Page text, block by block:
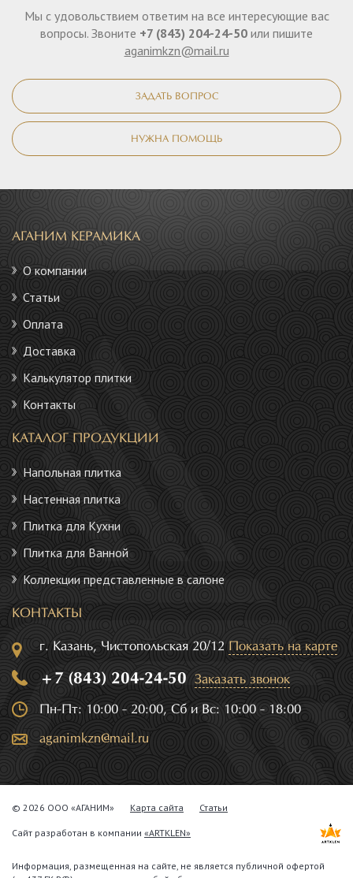
Мы с удовольствием ответим на все интересующие вас
вопросы. Звоните +7 (843) 204-24-50 или пишите
aganimkzn@mail.ru
ЗАДАТЬ ВОПРОС
НУЖНА ПОМОЩЬ
АГАНИМ КЕРАМИКА
О компании
Статьи
Оплата
Доставка
Калькулятор плитки
Контакты
КАТАЛОГ ПРОДУКЦИИ
Напольная плитка
Настенная плитка
Плитка для Кухни
Плитка для Ванной
Коллекции представленные в салоне
КОНТАКТЫ
г. Казань, Чистопольская 20/12 Показать на карте
+7 (843) 204-24-50 Заказать звонок
Пн-Пт: 10:00 - 20:00, Сб и Вс: 10:00 - 18:00
aganimkzn@mail.ru
© 2026 ООО «АГАНИМ» Карта сайта Статьи
Сайт разработан в компании «ARTKLEN»
Информация, размещенная на сайте, не является публичной офертой